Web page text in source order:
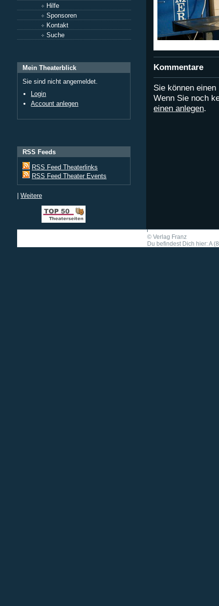
Hilfe
Sponsoren
Kontakt
Suche
Mein Theaterblick
Sie sind nicht angemeldet.
Login
Account anlegen
RSS Feeds
RSS Feed Theaterlinks
RSS Feed Theater Events
| Weitere
Kommentare
Sie können
Wenn Sie noch
einen anlegen.
© Verlag Franz
Du befindest Dich hier: A